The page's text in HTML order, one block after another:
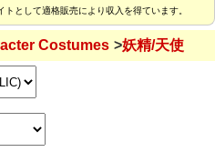
として適格販売により収入を得ています。
Costumes 妖精/天使